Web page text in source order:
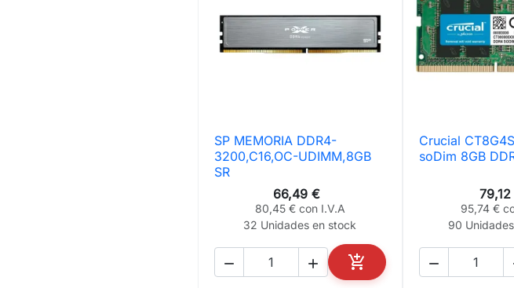
 Vista rápida
SP MEMORIA DDR4-
3200,C16,OC-UDIMM,8GB
SR
66,49 €
80,45 € con I.V.A
32 Unidades en stock
  
AÑADIR AL CARRITO
 Vista
Crucial
soDim 8GB
95,74 €
90
